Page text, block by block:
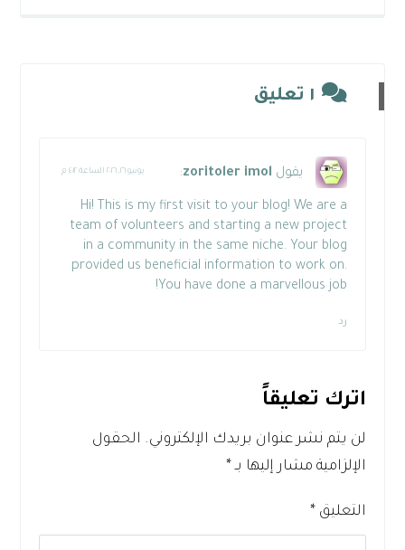
١ تعليق
يقول zoritoler imol
: يونيو ٢٦, ٢٠٢٦ الساعة ٤:١٢ م
Hi! This is my first visit to your blog! We are a
team of volunteers and starting a new project
in a community in the same niche. Your blog
provided us beneficial information to work on.
You have done a marvellous job!
رد
اترك تعليقاً
لن يتم نشر عنوان بريدك الإلكتروني. الحقول
الإلزامية مشار إليها بـ*
التعليق*